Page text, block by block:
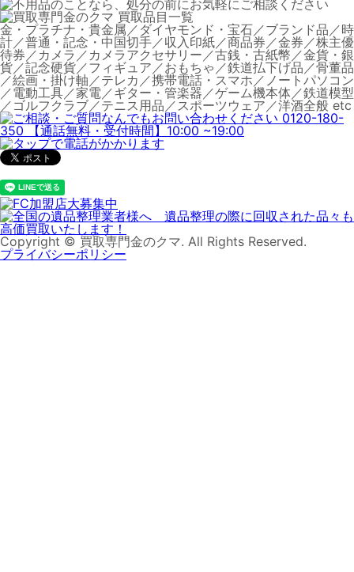
金・プラチナ・貴金属／ダイヤモンド・宝石／ブランド品／時
計／普通・記念・中国切手／収入印紙／商品券／金券／株主優
待券／カメラ／カメラアクセサリー／古銭・古紙幣／金貨・銀
貨／記念硬貨／フィギュア／おもちゃ／鉄道払下げ品／骨董品
／絵画・掛け軸／テレカ／携帯電話・スマホ／ノートパソコン
／電動工具／家電／ギター・管楽器／ゲーム機本体／鉄道模型
／ゴルフクラブ／テニス用品／スポーツウェア／洋酒全般 etc
Copyright © 買取専門金のクマ. All Rights Reserved.
プライバシーポリシー